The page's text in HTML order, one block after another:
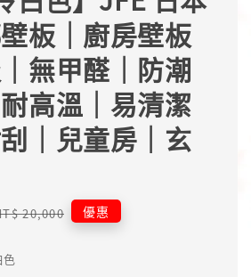
板｜廚房壁板
無甲醛｜防潮
高溫｜易清潔
｜兒童房｜玄
20,000 優惠
色